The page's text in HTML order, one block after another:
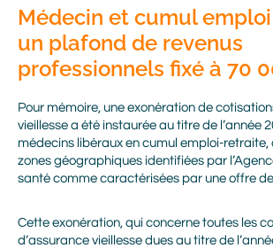
Médecin et cumul
un plafond de revenus
professionnels fixé à 70
Pour mémoire, une exonération de
vieillesse a été instaurée au titre de l’année
médecins libéraux en cumul emploi-
zones géographiques identifiées par
santé comme caractérisées par une offre
Cette exonération, qui concerne toutes les
d’assurance vieillesse dues au titre de